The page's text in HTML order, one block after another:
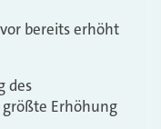
bereits erhöht
des
Erhöhung